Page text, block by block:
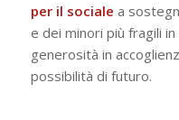
per il sociale a
e dei minori più fragili
generosità in
possibilità di futuro.